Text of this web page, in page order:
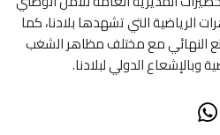
الرياضية التي تشهدها بلادنا، كما
النهائي مع مختلف مظاهر الشغب
وبالإشعاع الدولي لبلادنا.